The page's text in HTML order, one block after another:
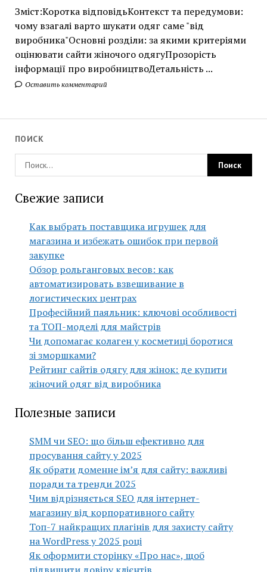
Зміст:Коротка відповідьКонтекст та передумови:
чому взагалі варто шукати одяг саме "від
виробника"Основні розділи: за якими критеріями
оцінювати сайти жіночого одягуПрозорість
інформації про виробництвоДетальність ...
Оставить комментарий
ПОИСК
Свежие записи
Как выбрать поставщика игрушек для
магазина и избежать ошибок при первой
закупке
Обзор рольганговых весов: как
автоматизировать взвешивание в
логистических центрах
Професійний паяльник: ключові особливості
та ТОП-моделі для майстрів
Чи допомагає колаген у косметиці боротися
зі зморшками?
Рейтинг сайтів одягу для жінок: де купити
жіночий одяг від виробника
Полезные записи
SMM чи SEO: що більш ефективно для
просування сайту у 2025
Як обрати доменне ім’я для сайту: важливі
поради та тренди 2025
Чим відрізняється SEO для інтернет-
магазину від корпоративного сайту
Топ-7 найкращих плагінів для захисту сайту
на WordPress у 2025 році
Як оформити сторінку «Про нас», щоб